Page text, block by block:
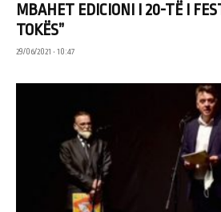
MBAHET EDICIONI I 20-TË I
TOKËS”
29/06/2021 • 10:47